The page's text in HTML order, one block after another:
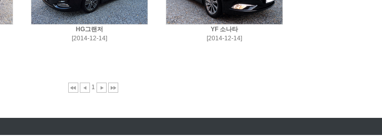
HG그랜저
[2014-12-14]
YF 소나타
[2014-12-14]
1